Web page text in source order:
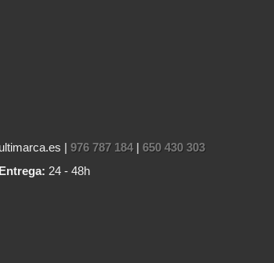
| 976 787 184| 650 430 303
24 - 48h